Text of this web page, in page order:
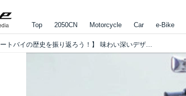
Top 2050CN Motorcycle Car e-Bike
【日本のオートバイの歴史を振り返ろう！】 味わい深いデザイン、取り回しの楽さで、多くのファンを虜にした「YAMAHA SR 400SP」！（1979年）